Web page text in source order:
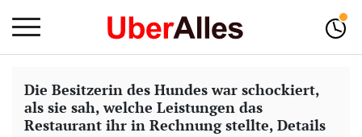
Die Besitzerin des Hundes war schockiert,
als sie sah, welche Leistungen das
Restaurant ihr in Rechnung stellte, Details